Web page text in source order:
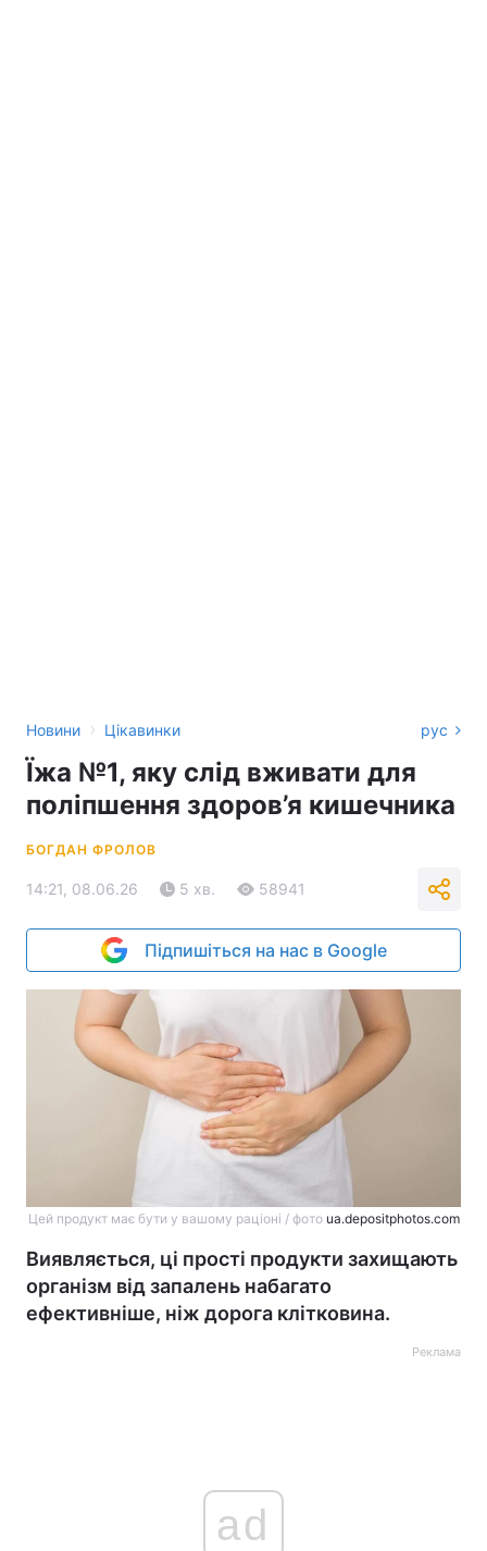
Новини › Цікавинки рус
Їжа №1, яку слід вживати для
поліпшення здоров’я кишечника
БОГДАН ФРОЛОВ
14:21, 08.06.26 5 хв. 58941
Підпишіться на нас в Google
Цей продукт має бути у вашому раціоні / фото ua.depositphotos.com
Виявляється, ці прості продукти захищають
організм від запалень набагато
ефективніше, ніж дорога клітковина.
Реклама
ad